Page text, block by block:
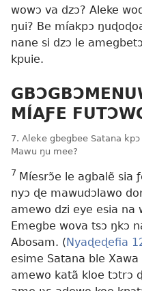
wowɔ va dzɔ? Aleke
ŋui? Be míakpɔ
nane si dzɔ le
kpuie.
MÍAƑE
7. Aleke gbegbee Satana
Mawu ŋu mee?
7 Míesrɔ̃e le agbalẽ sia
nyɔ ɖe mawudɔlawo
amewo dzi eye esia na
Emegbe wova tsɔ ŋkɔ
Abosam. (Nyaɖeɖefia
esime Satana ble
amewo katã kloe tɔtrɔ